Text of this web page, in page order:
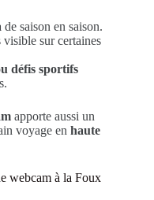
de saison en saison.
visible sur certaines
défis sportifs
apporte aussi un
voyage en haute
webcam à la Foux